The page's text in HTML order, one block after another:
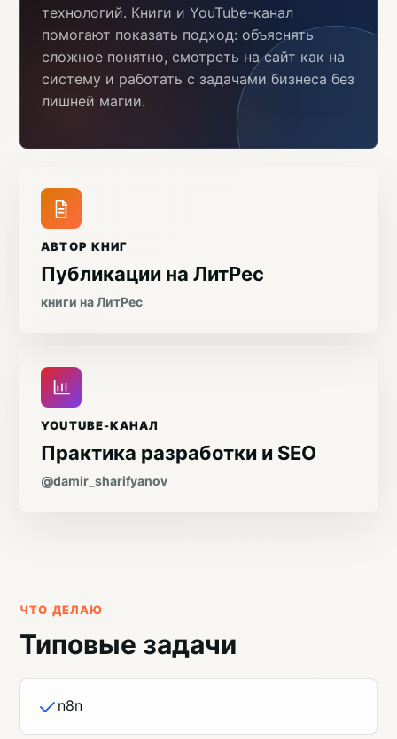
технологий. Книги и YouTube-канал
помогают показать подход: объяснять
сложное понятно, смотреть на сайт как на
систему и работать с задачами бизнеса без
лишней магии.
АВТОР КНИГ
Публикации на ЛитРес
книги на ЛитРес
YOUTUBE-КАНАЛ
Практика разработки и SEO
@damir_sharifyanov
ЧТО ДЕЛАЮ
Типовые задачи
n8n